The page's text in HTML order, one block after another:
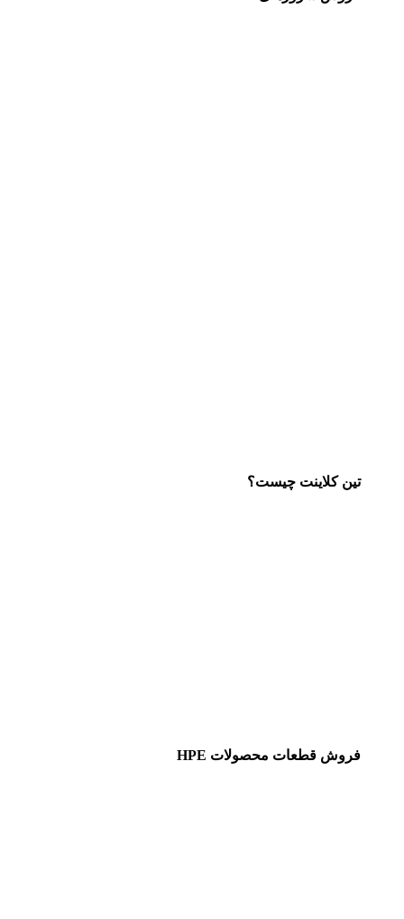
تین کلاینت چیست؟
فروش قطعات محصولات HPE